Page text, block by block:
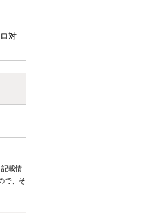
対
載情
で、そ